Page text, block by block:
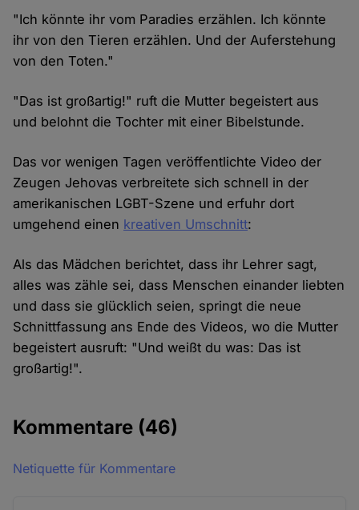
"Ich könnte ihr vom Paradies erzählen. Ich könnte
ihr von den Tieren erzählen. Und der Auferstehung
von den Toten."
"Das ist großartig!" ruft die Mutter begeistert aus
und belohnt die Tochter mit einer Bibelstunde.
Das vor wenigen Tagen veröffentlichte Video der
Zeugen Jehovas verbreitete sich schnell in der
amerikanischen LGBT-Szene und erfuhr dort
umgehend einen kreativen Umschnitt:
Als das Mädchen berichtet, dass ihr Lehrer sagt,
alles was zähle sei, dass Menschen einander liebten
und dass sie glücklich seien, springt die neue
Schnittfassung ans Ende des Videos, wo die Mutter
begeistert ausruft: "Und weißt du was: Das ist
großartig!".
Kommentare (46)
Netiquette für Kommentare